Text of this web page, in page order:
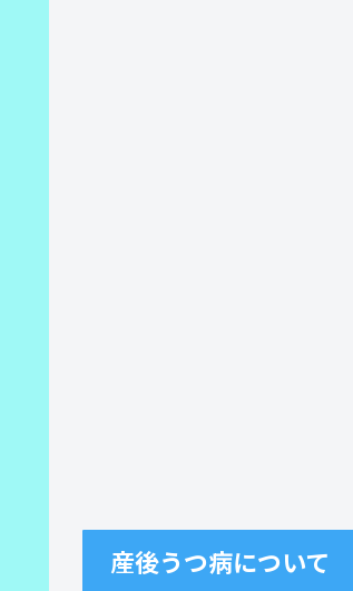
産後うつ病について